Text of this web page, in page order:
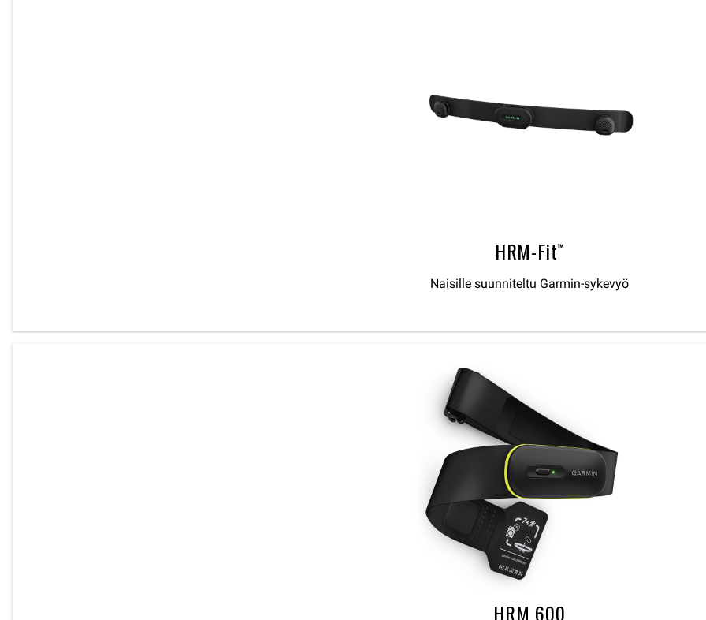
HRM-Fit™
Naisille suunniteltu Garmin-sykevyö
HRM 600